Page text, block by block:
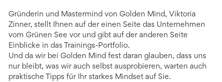
Gründerin und Mastermind von Golden Mind, Viktoria
Zinner, stellt Ihnen auf der einen Seite das Unternehmen
vom Grünen See vor und gibt auf der anderen Seite
Einblicke in das Trainings-Portfolio.
Und da wir bei Golden Mind fest daran glauben, dass uns
nur bleibt, was wir auch selbst ausprobieren, warten auch
praktische Tipps für Ihr starkes Mindset auf Sie.